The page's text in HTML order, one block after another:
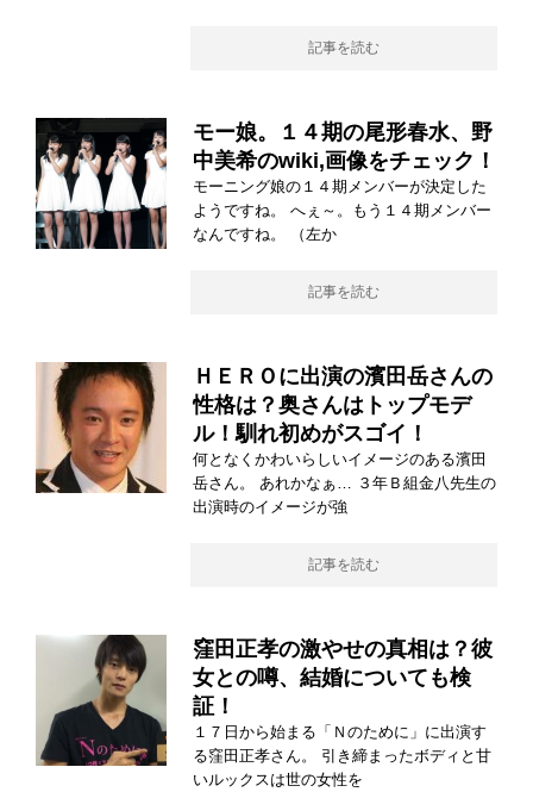
記事を読む
モー娘。１４期の尾形春水、野
中美希のwiki,画像をチェック！
モーニング娘の１４期メンバーが決定した
ようですね。 へぇ～。もう１４期メンバー
なんですね。 （左か
記事を読む
ＨＥＲＯに出演の濱田岳さんの
性格は？奥さんはトップモデ
ル！馴れ初めがスゴイ！
何となくかわいらしいイメージのある濱田
岳さん。 あれかなぁ… ３年Ｂ組金八先生の
出演時のイメージが強
記事を読む
窪田正孝の激やせの真相は？彼
女との噂、結婚についても検
証！
１７日から始まる「Ｎのために」に出演す
る窪田正孝さん。 引き締まったボディと甘
いルックスは世の女性を